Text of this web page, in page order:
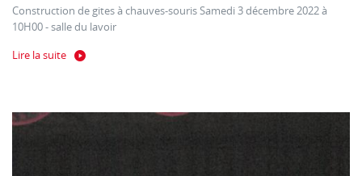
Construction de gites à chauves-souris Samedi 3 décembre 2022 à
10H00 - salle du lavoir
Lire la suite